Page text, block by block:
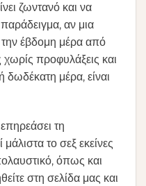
ζωντανό και να
αν μια
την έβδομη μέρα από
προφυλάξεις και
δωδέκατη μέρα, είναι
τη
το σεξ εκείνες
όπως και
στη σελίδα μας και